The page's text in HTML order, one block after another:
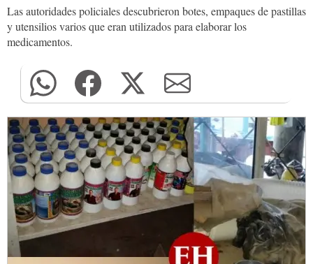
Las autoridades policiales descubrieron botes, empaques de pastillas
y utensilios varios que eran utilizados para elaborar los
medicamentos.